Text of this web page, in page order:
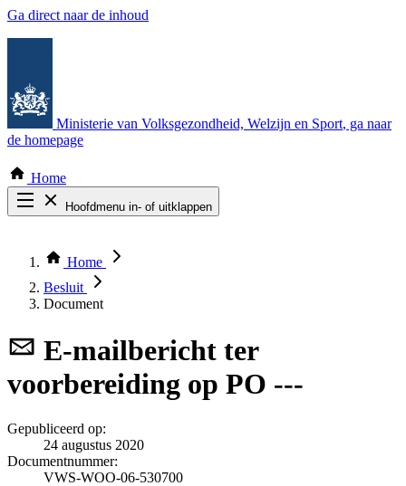
Ga direct naar de inhoud
Ministerie van Volksgezondheid, Welzijn en Sport, ga naar
de homepage
Home
Hoofdmenu in- of uitklappen
Thema COVID-19
Bekijk per bestuursorgaan
Home
Besluit
Document
E-mailbericht ter
voorbereiding op PO ---
Gepubliceerd op:
24 augustus 2020
Documentnummer:
VWS-WOO-06-530700